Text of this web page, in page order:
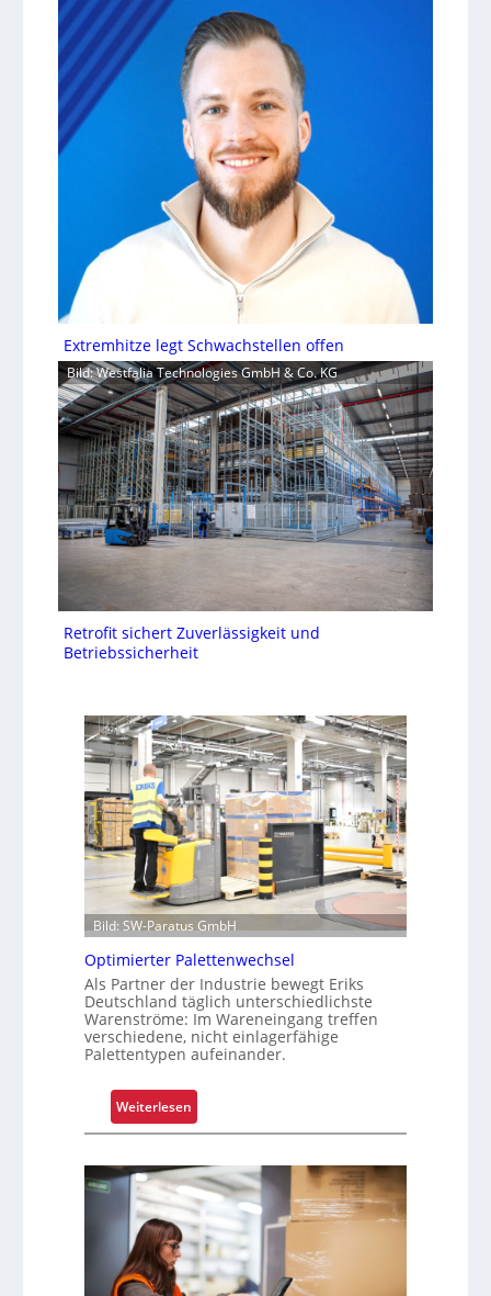
Extremhitze legt Schwachstellen offen
Bild: Westfalia Technologies GmbH & Co. KG
Retrofit sichert Zuverlässigkeit und
Betriebssicherheit
Bild: SW-Paratus GmbH
Optimierter Palettenwechsel
Als Partner der Industrie bewegt Eriks
Deutschland täglich unterschiedlichste
Warenströme: Im Wareneingang treffen
verschiedene, nicht einlagerfähige
Palettentypen aufeinander.
Weiterlesen
O
t
i
m
i
e
r